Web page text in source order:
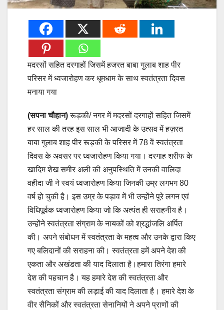
मदरसों सहित दरगाहों जिसमें हजरत बाबा गुलाब शाह पीर
परिसर में ध्वजारोहण कर धूमधाम के साथ स्वतंत्रता दिवस
मनाया गया
(सपना चौहान)रूड़की/ नगर में मदरसों दरगाहों सहित जिसमें
हर साल की तरह इस साल भी आजादी के उत्सव में हज़रत
बाबा गुलाब शाह पीर रूड़की के परिसर में 78 वें स्वतंत्रता
दिवस के अवसर पर ध्वजारोहण किया गया। दरगाह शरीफ के
खादिम शेख समीर अली की अनुपस्थिति में उनकी वालिदा
वहीदा जी ने स्वयं ध्वजारोहण किया जिनकी उम्र लगभग 80
वर्ष हो चुकी है। इस उम्र के पड़ाव में भी उन्होंने पूरे लगन एवं
विधिपूर्वक ध्वजारोहण किया जो कि अत्यंत ही सराहनीय है।
उन्होंने स्वतंत्रता संग्राम के नायकों को श्रद्धांजलि अर्पित
की। अपने संबोधन में स्वतंत्रता के महत्व और उनके द्वारा किए
गए बलिदानों की सराहना की। स्वतंत्रता हमें अपने देश की
एकता और अखंडता की याद दिलाता है।हमारा तिरंगा हमारे
देश की पहचान है। यह हमारे देश की स्वतंत्रता और
स्वतंत्रता संग्राम की लड़ाई की याद दिलाता है। हमारे देश के
वीर सैनिकों और स्वतंत्रता सेनानियों ने अपने प्राणों की